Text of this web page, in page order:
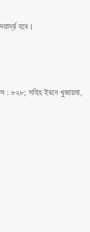
হবে।
: ৮২৮; সহিহ ইবনে খুজায়মা,